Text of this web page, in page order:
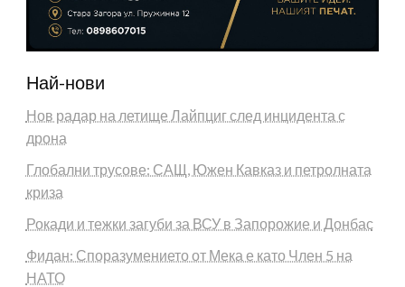
Най-нови
Нов радар на летище Лайпциг след инцидента с
дрона
Глобални трусове: САЩ, Южен Кавказ и петролната
криза
Рокади и тежки загуби за ВСУ в Запорожие и Донбас
Фидан: Споразумението от Мека е като Член 5 на
НАТО